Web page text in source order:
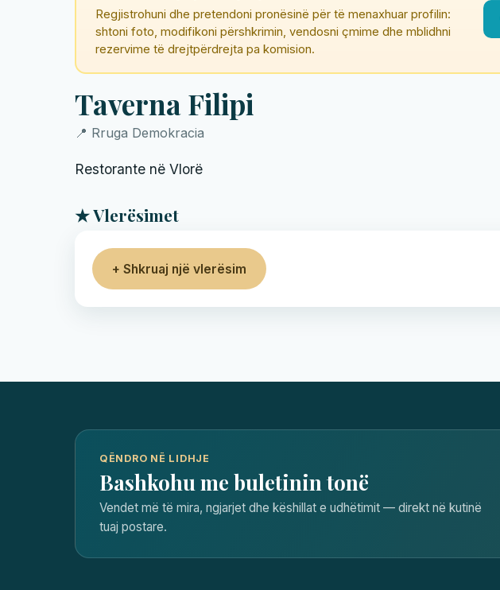
Regjistrohuni dhe pretendoni pronësinë për të menaxhuar profilin:
shtoni foto, modifikoni përshkrimin, vendosni çmime dhe mblidhni
rezervime të drejtpërdrejta pa komision.
Taverna Filipi
📍 Rruga Demokracia
Restorante në Vlorë
★ Vlerësimet
+ Shkruaj një vlerësim
QËNDRO NË LIDHJE
Bashkohu me buletinin tonë
Vendet më të mira, ngjarjet dhe këshillat e udhëtimit — direkt në kutinë
tuaj postare.